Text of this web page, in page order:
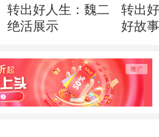
转出好人生：魏二
绝活展示
转出
好故